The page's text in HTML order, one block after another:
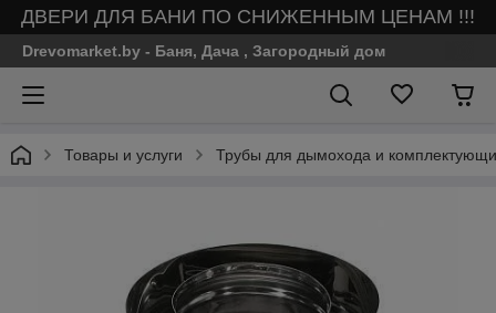
ДВЕРИ ДЛЯ БАНИ ПО СНИЖЕННЫМ ЦЕНАМ !!!
Drevomarket.by - Баня, Дача , Загородный дом
Товары и услуги Трубы для дымохода и